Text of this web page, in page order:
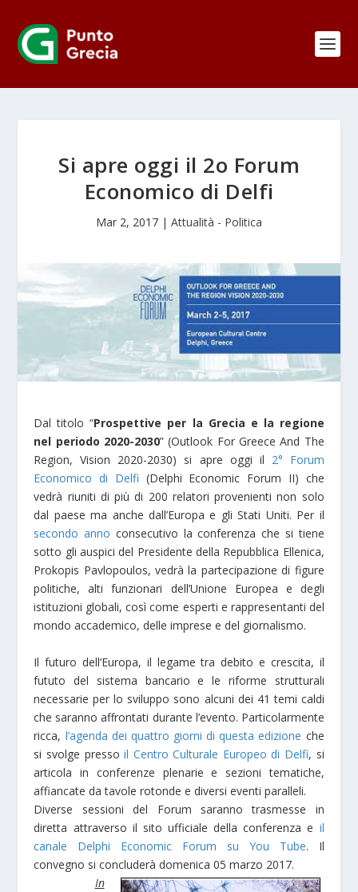
Si apre oggi il 2o Forum
Economico di Delfi
Mar 2, 2017 | Attualità - Politica
Dal titolo “Prospettive per la Grecia e la regione
nel periodo 2020-2030” (Outlook For Greece And The
Region, Vision 2020-2030) si apre oggi il 2° Forum
Economico di Delfi (Delphi Economic Forum II) che
vedrà riuniti di più di 200 relatori provenienti non solo
dal paese ma anche dall’Europa e gli Stati Uniti. Per il
secondo anno consecutivo la conferenza che si tiene
sotto gli auspici del Presidente della Repubblica Ellenica,
Prokopis Pavlopoulos, vedrà la partecipazione di figure
politiche, alti funzionari dell’Unione Europea e degli
istituzioni globali, così come esperti e rappresentanti del
mondo accademico, delle imprese e del giornalismo.
Il futuro dell’Europa, il legame tra debito e crescita, il
fututo del sistema bancario e le riforme strutturali
necessarie per lo sviluppo sono alcuni dei 41 temi caldi
che saranno affrontati durante l’evento. Particolarmente
ricca, l’agenda dei quattro giorni di questa edizione che
si svolge pressoil Centro Culturale Europeo di Delfi, si
articola in conferenze plenarie e sezioni tematiche,
affiancate da tavole rotonde e diversi eventi paralleli.
Diverse sessioni del Forum saranno trasmesse in
diretta attraverso il sito ufficiale della conferenza e il
canale Delphi Economic Forum su You Tube. Il
convegno si concluderà domenica 05 marzo 2017.
In